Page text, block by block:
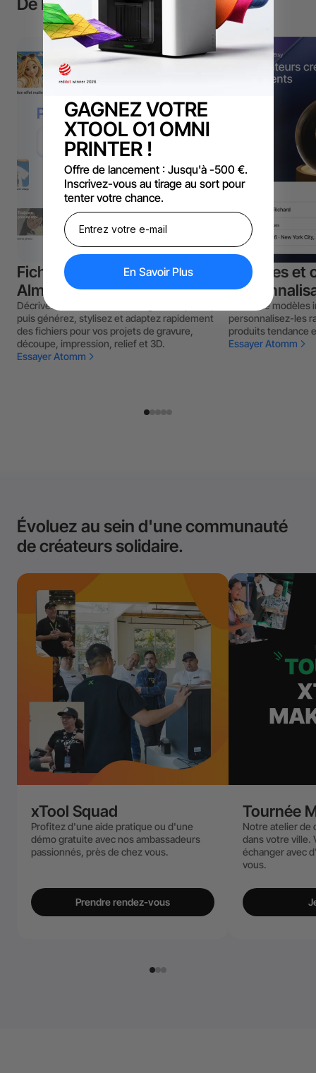
De l'idée à la création
Fichiers prêts à l'emploi avec
AImake
Décrivez une idée ou téléchargez une photo,
puis générez, stylisez et adaptez rapidement
des fichiers pour vos projets de gravure,
découpe, impression, relief et 3D.
Essayer Atomm
Modèles et
Partez de
personnalisez-les
produits tendance
Essayer Atomm
Évoluez au sein d'une communauté
de créateurs solidaire.
xTool Squad
Profitez d'une aide pratique ou d'une
démo gratuite avec nos ambassadeurs
passionnés, près de chez vous.
Prendre rendez-vous
Tournée
Notre atelier de
dans votre ville.
échanger avec
vous.
GAGNEZ VOTRE
XTOOL O1 OMNI
PRINTER !
Offre de lancement : Jusqu'à -500 €.
Inscrivez-vous au tirage au sort pour
tenter votre chance.
En Savoir Plus